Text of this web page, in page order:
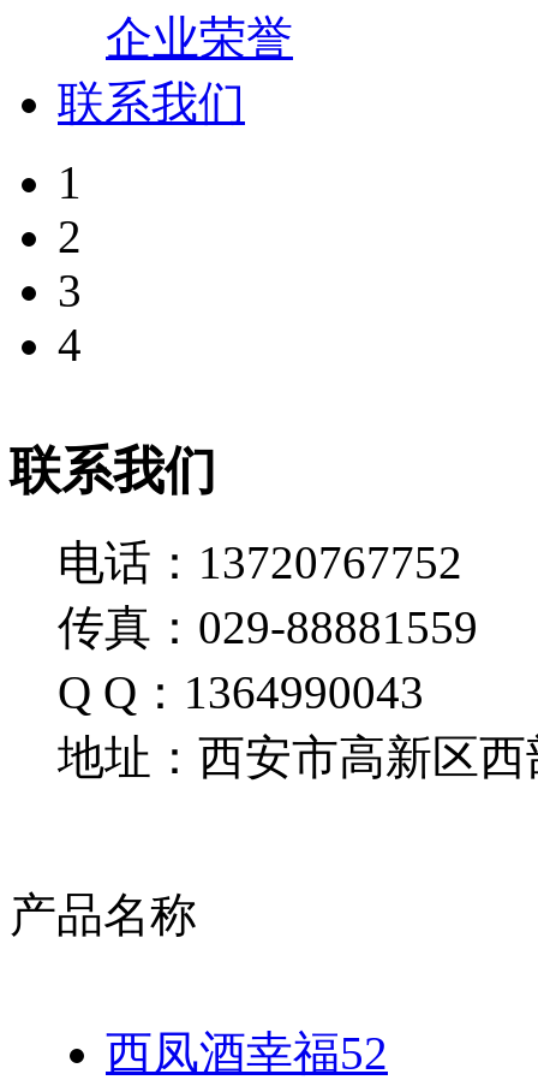
企业荣誉
联系我们
1
2
3
4
联系我们
电话：13720767752
传真：029-88881559
Q Q：1364990043
地址：西安市高新区西
产品名称
西凤酒幸福52